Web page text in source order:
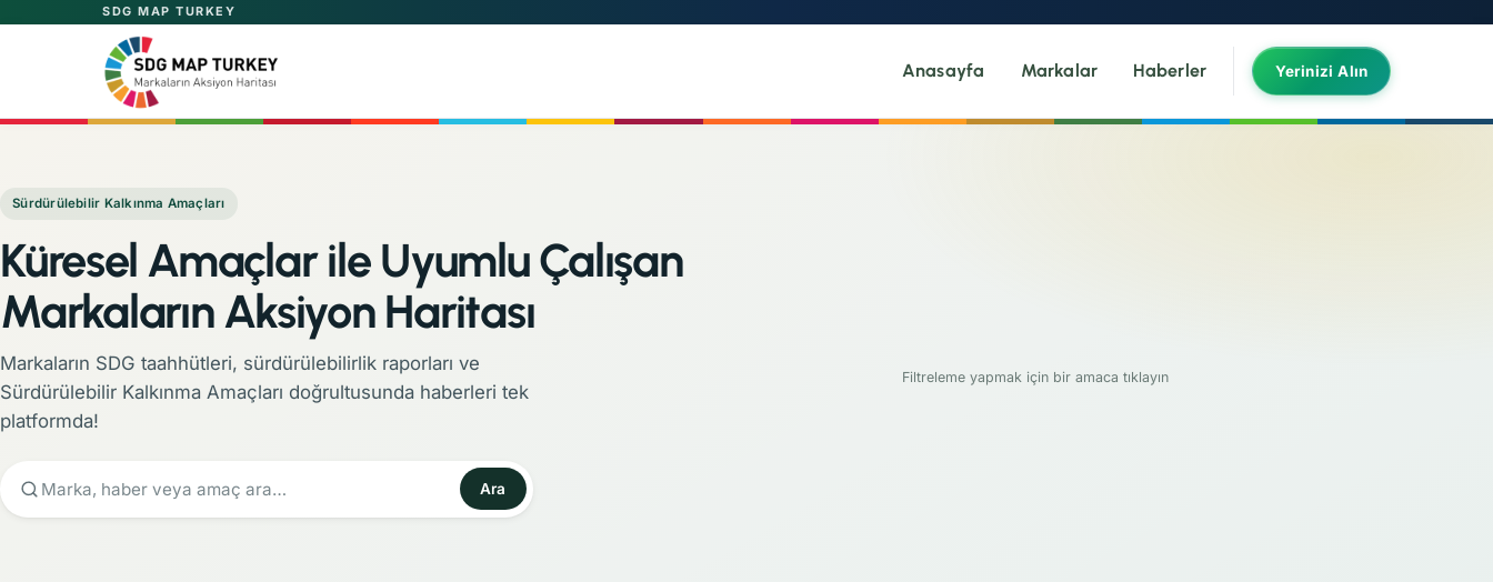
SDG MAP TURKEY
Anasayfa Markalar Haberler Yerinizi Alın
Sürdürülebilir Kalkınma Amaçları
Küresel Amaçlar ile Uyumlu Çalışan
Markaların Aksiyon Haritası
Markaların SDG taahhütleri, sürdürülebilirlik raporları ve
Sürdürülebilir Kalkınma Amaçları doğrultusunda haberleri tek
platformda!
Ara
Filtreleme yapmak için bir amaca tıklayın